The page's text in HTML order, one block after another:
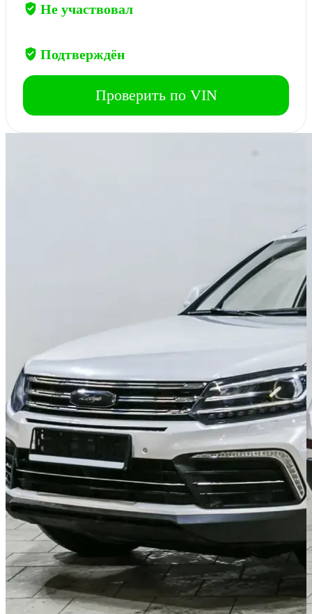
Не участвовал
Подтверждён
Проверить по VIN